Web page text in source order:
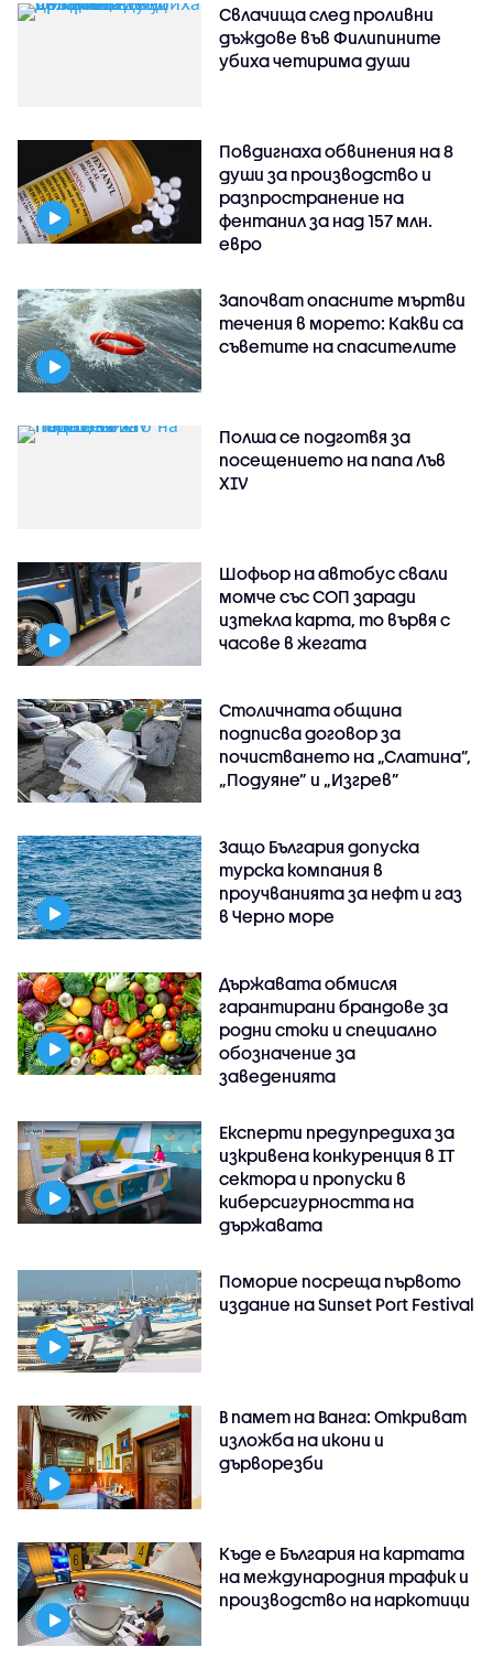
Свлачища след проливни
дъждове във Филипините
убиха четирима души
Повдигнаха обвинения на 8
души за производство и
разпространение на
фентанил за над 157 млн.
евро
Започват опасните мъртви
течения в морето: Какви са
съветите на спасителите
Полша се подготвя за
посещението на папа Лъв
XIV
Шофьор на автобус свали
момче със СОП заради
изтекла карта, то вървя с
часове в жегата
Столичната община
подписва договор за
почистването на „Слатина”,
„Подуяне” и „Изгрев”
Защо България допуска
турска компания в
проучванията за нефт и газ
в Черно море
Държавата обмисля
гарантирани брандове за
родни стоки и специално
обозначение за
заведенията
Експерти предупредиха за
изкривена конкуренция в IT
сектора и пропуски в
киберсигурността на
държавата
Поморие посреща първото
издание на Sunset Port Festival
В памет на Ванга: Откриват
изложба на икони и
дърворезби
Къде е България на картата
на международния трафик и
производство на наркотици